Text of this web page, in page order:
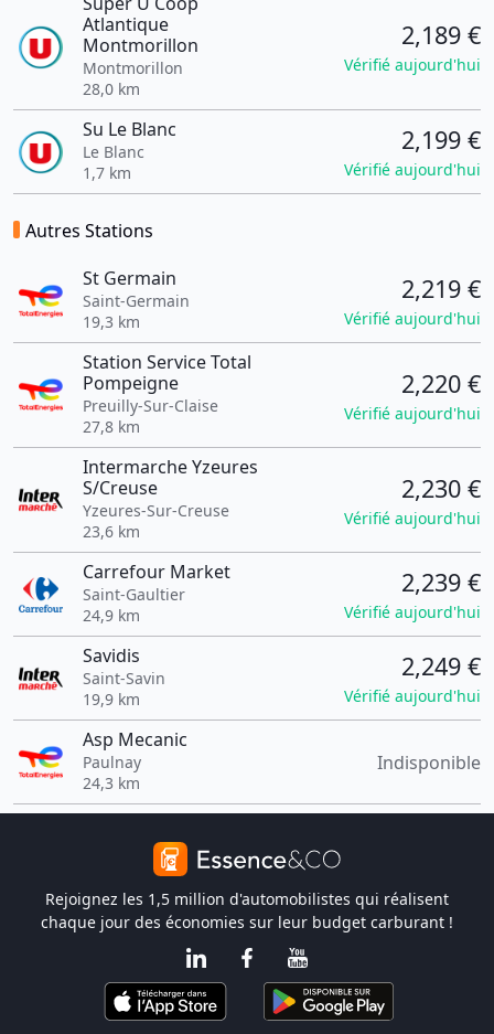
Atlantique
Montmorillon
Montmorillon
28,0 km
2,189 €
Vérifié aujourd'hui
Su Le Blanc
Le Blanc
1,7 km
2,199 €
Vérifié aujourd'hui
Autres Stations
St Germain
Saint-Germain
19,3 km
2,219 €
Vérifié aujourd'hui
Station Service Total
Pompeigne
Preuilly-Sur-Claise
27,8 km
2,220 €
Vérifié aujourd'hui
Intermarche Yzeures
S/Creuse
Yzeures-Sur-Creuse
23,6 km
2,230 €
Vérifié aujourd'hui
Carrefour Market
Saint-Gaultier
24,9 km
2,239 €
Vérifié aujourd'hui
Savidis
Saint-Savin
19,9 km
2,249 €
Vérifié aujourd'hui
Asp Mecanic
Paulnay
24,3 km
Indisponible
Rejoignez les 1,5 million d'automobilistes qui réalisent
chaque jour des économies sur leur budget carburant !